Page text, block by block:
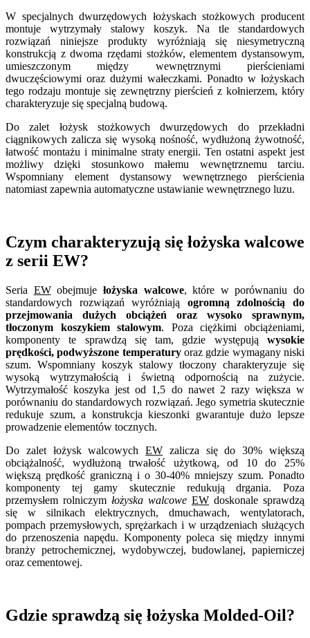
W specjalnych dwurzędowych łożyskach stożkowych producent
montuje wytrzymały stalowy koszyk. Na tle standardowych
rozwiązań niniejsze produkty wyróżniają się niesymetryczną
konstrukcją z dwoma rzędami stożków, elementem dystansowym,
umieszczonym między wewnętrznymi pierścieniami
dwuczęściowymi oraz dużymi wałeczkami. Ponadto w łożyskach
tego rodzaju montuje się zewnętrzny pierścień z kołnierzem, który
charakteryzuje się specjalną budową.
Do zalet łożysk stożkowych dwurzędowych do przekładni
ciągnikowych zalicza się wysoką nośność, wydłużoną żywotność,
łatwość montażu i minimalne straty energii. Ten ostatni aspekt jest
możliwy dzięki stosunkowo małemu wewnętrznemu tarciu.
Wspomniany element dystansowy wewnętrznego pierścienia
natomiast zapewnia automatyczne ustawianie wewnętrznego luzu.
Czym charakteryzują się łożyska walcowe
z serii EW?
Seria EWobejmuje łożyska walcowe, które w porównaniu do
standardowych rozwiązań wyróżniają ogromną zdolnością do
przejmowania dużych obciążeń oraz wysoko sprawnym,
tłoczonym koszykiem stalowym. Poza ciężkimi obciążeniami,
komponenty te sprawdzą się tam, gdzie występują wysokie
prędkości, podwyższone temperaturyoraz gdzie wymagany niski
szum. Wspomniany koszyk stalowy tłoczony charakteryzuje się
wysoką wytrzymałością i świetną odpornością na zużycie.
Wytrzymałość koszyka jest od 1,5 do nawet 2 razy większa w
porównaniu do standardowych rozwiązań. Jego symetria skutecznie
redukuje szum, a konstrukcja kieszonki gwarantuje dużo lepsze
prowadzenie elementów tocznych.
Do zalet łożysk walcowychEW zalicza się do 30% większą
obciążalność, wydłużoną trwałość użytkową, od 10 do 25%
większą prędkość graniczną i o 30-40% mniejszy szum. Ponadto
komponenty tej gamy skutecznie redukują drgania. Poza
przemysłem rolniczym łożyska walcowe EW doskonale sprawdzą
się w silnikach elektrycznych, dmuchawach, wentylatorach,
pompach przemysłowych, sprężarkach i w urządzeniach służących
do przenoszenia napędu. Komponenty poleca się między innymi
branży petrochemicznej, wydobywczej, budowlanej, papierniczej
oraz cementowej.
Gdzie sprawdzą się łożyska Molded-Oil?